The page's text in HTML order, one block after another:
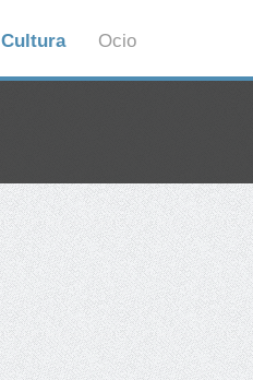
Cultura Ocio